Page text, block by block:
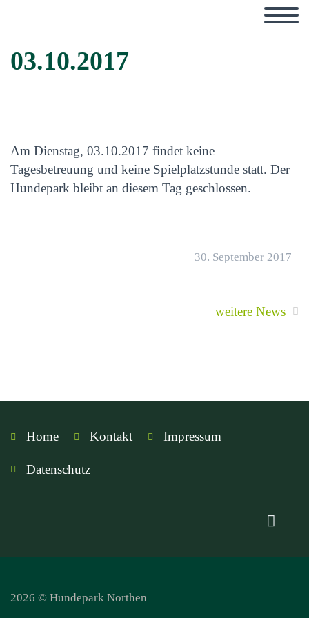
03.10.2017
Am Dienstag, 03.10.2017 findet keine
Tagesbetreuung und keine Spielplatzstunde statt. Der
Hundepark bleibt an diesem Tag geschlossen.
30. September 2017
weitere News
Home Kontakt Impressum
Datenschutz
2026 © Hundepark Northen